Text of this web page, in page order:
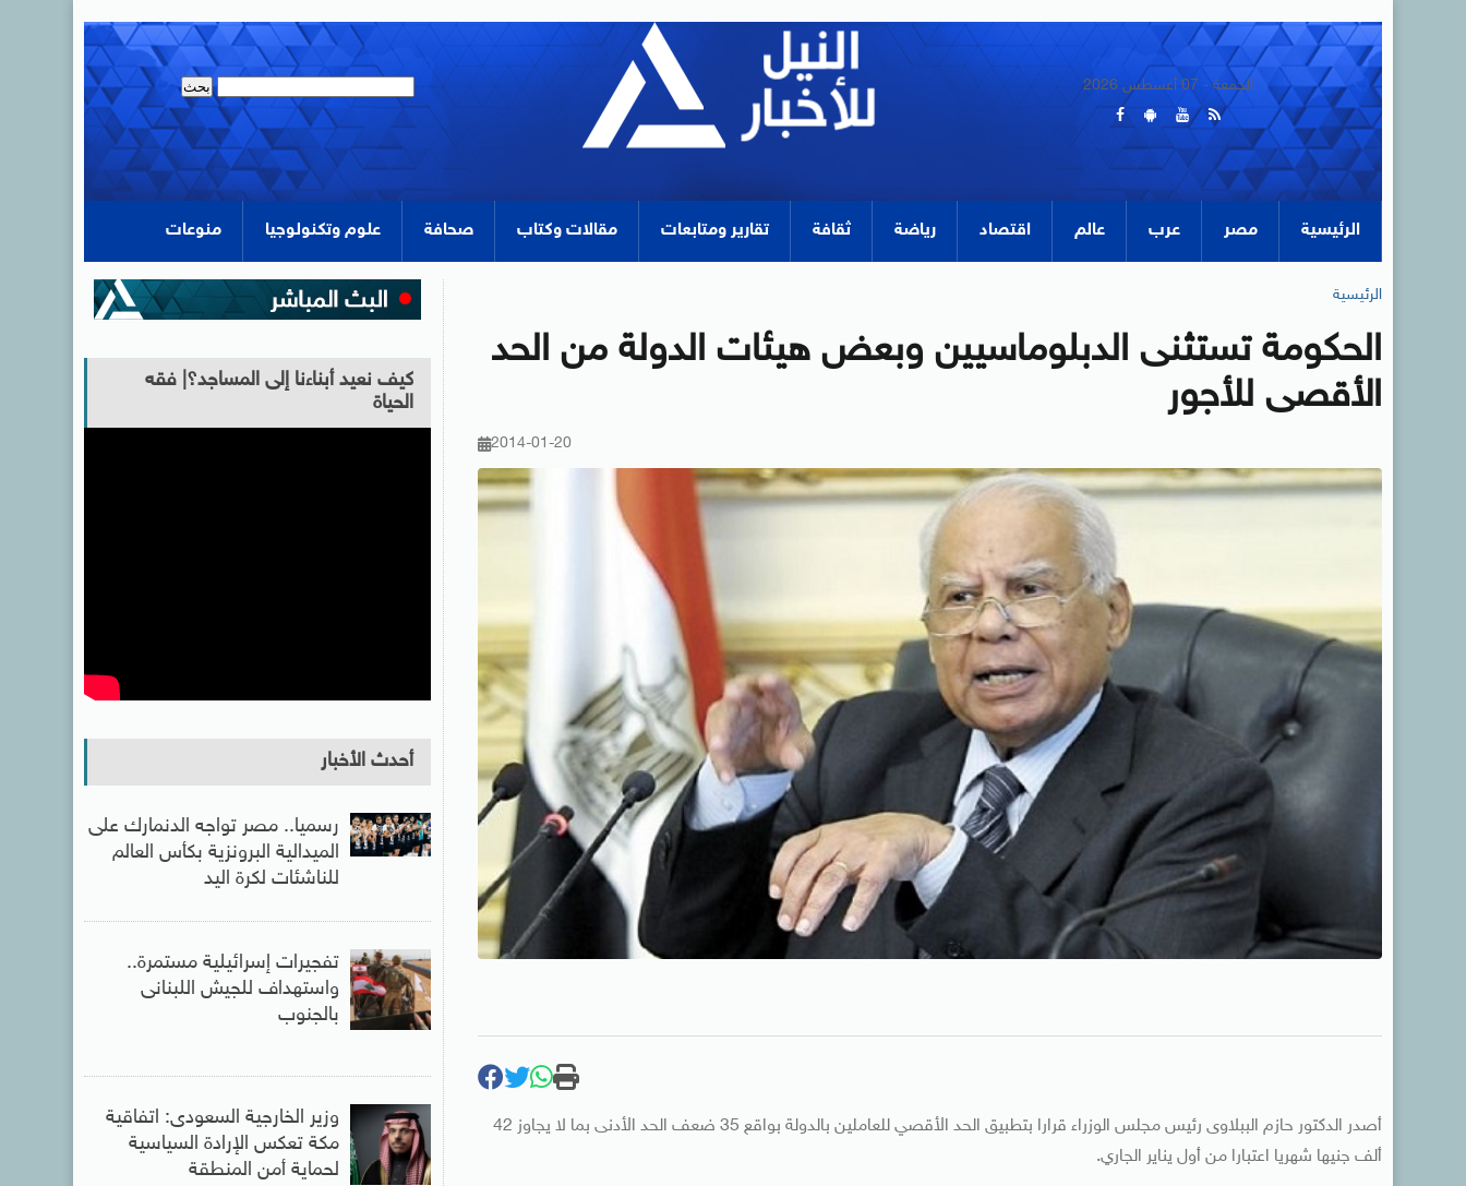
الجمعة - 07 أغسطس 2026
الرئيسية مصر عرب عالم اقتصاد رياضة ثقافة تقارير ومتابعات مقالات وكتاب صحافة علوم وتكنولوجيا منوعات
الرئيسية
الحكومة تستثنى الدبلوماسيين وبعض هيئات الدولة من الحد
الأقصى للأجور
2014-01-20
أصدر الدكتور حازم الببلاوى رئيس مجلس الوزراء قرارا بتطبيق الحد الأقصي للعاملين بالدولة بواقع 35 ضعف الحد الأدنى بما لا يجاوز 42
ألف جنيها شهريا اعتبارا من أول يناير الجاري.
كيف نعيد أبناءنا إلى المساجد؟| فقه
الحياة
أحدث الأخبار
رسميا.. مصر تواجه الدنمارك على
الميدالية البرونزية بكأس العالم
للناشئات لكرة اليد
تفجيرات إسرائيلية مستمرة..
واستهداف للجيش اللبنانى
بالجنوب
وزير الخارجية السعودى: اتفاقية
مكة تعكس الإرادة السياسية
لحماية أمن المنطقة